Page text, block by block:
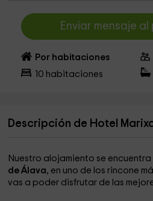
Enviar mensaje
Por habitaciones
10 habitaciones
Descripción de Hotel
Nuestro alojamiento se
de Álava, en uno de los rincone
vas a poder disfrutar de las